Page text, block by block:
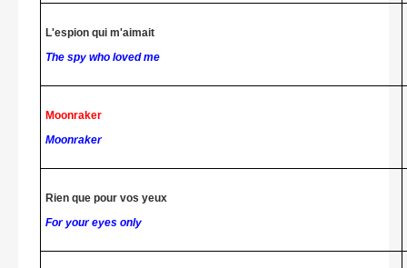
L'espion qui m'aimait
The spy who loved me
Moonraker
Moonraker
Rien que pour vos yeux
For your eyes only